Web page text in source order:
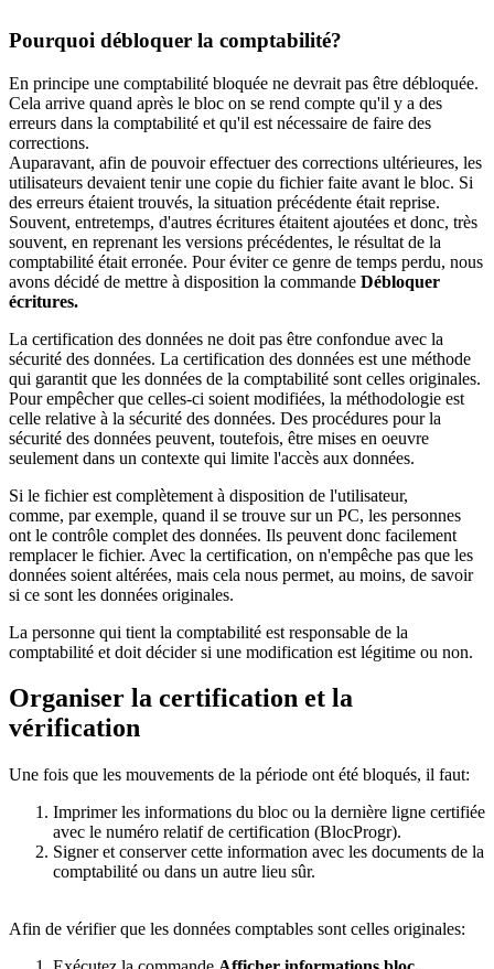
Pourquoi débloquer la comptabilité?
En principe une comptabilité bloquée ne devrait pas être débloquée.
Cela arrive quand après le bloc on se rend compte qu'il y a des
erreurs dans la comptabilité et qu'il est nécessaire de faire des
corrections.
Auparavant, afin de pouvoir effectuer des corrections ultérieures, les
utilisateurs devaient tenir une copie du fichier faite avant le bloc. Si
des erreurs étaient trouvés, la situation précédente était reprise.
Souvent, entretemps, d'autres écritures étaitent ajoutées et donc, très
souvent, en reprenant les versions précédentes, le résultat de la
comptabilité était erronée. Pour éviter ce genre de temps perdu, nous
avons décidé de mettre à disposition la commande Débloquer
écritures.
La certification des données ne doit pas être confondue avec la
sécurité des données. La certification des données est une méthode
qui garantit que les données de la comptabilité sont celles originales.
Pour empêcher que celles-ci soient modifiées, la méthodologie est
celle relative à la sécurité des données. Des procédures pour la
sécurité des données peuvent, toutefois, être mises en oeuvre
seulement dans un contexte qui limite l'accès aux données.
Si le fichier est complètement à disposition de l'utilisateur,
comme, par exemple, quand il se trouve sur un PC, les personnes
ont le contrôle complet des données. Ils peuvent donc facilement
remplacer le fichier. Avec la certification, on n'empêche pas que les
données soient altérées, mais cela nous permet, au moins, de savoir
si ce sont les données originales.
La personne qui tient la comptabilité est responsable de la
comptabilité et doit décider si une modification est légitime ou non.
Organiser la certification et la
vérification
Une fois que les mouvements de la période ont été bloqués, il faut:
Imprimer les informations du bloc ou la dernière ligne certifiée
avec le numéro relatif de certification (BlocProgr).
Signer et conserver cette information avec les documents de la
comptabilité ou dans un autre lieu sûr.
Afin de vérifier que les données comptables sont celles originales: